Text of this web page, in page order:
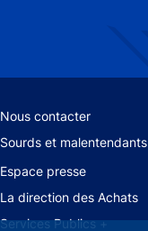
secondary menu
Nous contacter
Sourds et malentendants
Espace presse
La direction des Achats
Services Publics +